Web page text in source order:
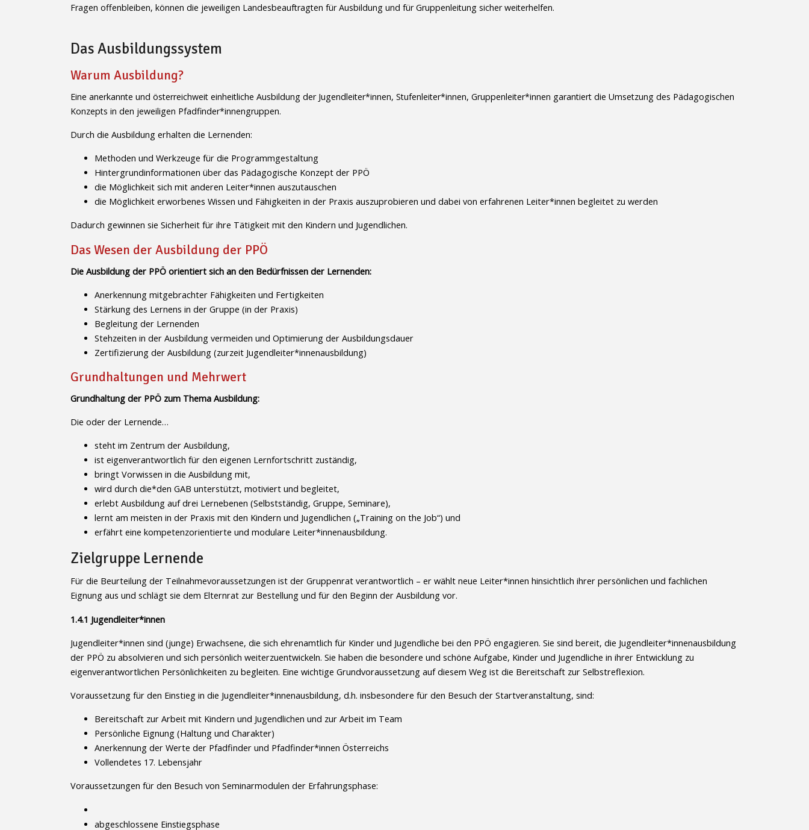
Fragen offenbleiben, können die jeweiligen Landesbeauftragten für Ausbildung und für Gruppenleitung sicher weiterhelfen.
Das Ausbildungssystem
Warum Ausbildung?
Eine anerkannte und österreichweit einheitliche Ausbildung der Jugendleiter*innen, Stufenleiter*innen, Gruppenleiter*innen garantiert die Umsetzung des Pädagogischen
Konzepts in den jeweiligen Pfadfinder*innengruppen.
Durch die Ausbildung erhalten die Lernenden:
Methoden und Werkzeuge für die Programmgestaltung
Hintergrundinformationen über das Pädagogische Konzept der PPÖ
die Möglichkeit sich mit anderen Leiter*innen auszutauschen
die Möglichkeit erworbenes Wissen und Fähigkeiten in der Praxis auszuprobieren und dabei von erfahrenen Leiter*innen begleitet zu werden
Dadurch gewinnen sie Sicherheit für ihre Tätigkeit mit den Kindern und Jugendlichen.
Das Wesen der Ausbildung der PPÖ
Die Ausbildung der PPÖ orientiert sich an den Bedürfnissen der Lernenden:
Anerkennung mitgebrachter Fähigkeiten und Fertigkeiten
Stärkung des Lernens in der Gruppe (in der Praxis)
Begleitung der Lernenden
Stehzeiten in der Ausbildung vermeiden und Optimierung der Ausbildungsdauer
Zertifizierung der Ausbildung (zurzeit Jugendleiter*innenausbildung)
Grundhaltungen und Mehrwert
Grundhaltung der PPÖ zum Thema Ausbildung:
Die oder der Lernende…
steht im Zentrum der Ausbildung,
ist eigenverantwortlich für den eigenen Lernfortschritt zuständig,
bringt Vorwissen in die Ausbildung mit,
wird durch die*den GAB unterstützt, motiviert und begleitet,
erlebt Ausbildung auf drei Lernebenen (Selbstständig, Gruppe, Seminare),
lernt am meisten in der Praxis mit den Kindern und Jugendlichen („Training on the Job“) und
erfährt eine kompetenzorientierte und modulare Leiter*innenausbildung.
Zielgruppe Lernende
Für die Beurteilung der Teilnahmevoraussetzungen ist der Gruppenrat verantwortlich – er wählt neue Leiter*innen hinsichtlich ihrer persönlichen und fachlichen
Eignung aus und schlägt sie dem Elternrat zur Bestellung und für den Beginn der Ausbildung vor.
1.4.1 Jugendleiter*innen
Jugendleiter*innen sind (junge) Erwachsene, die sich ehrenamtlich für Kinder und Jugendliche bei den PPÖ engagieren. Sie sind bereit, die Jugendleiter*innenausbildung
der PPÖ zu absolvieren und sich persönlich weiterzuentwickeln. Sie haben die besondere und schöne Aufgabe, Kinder und Jugendliche in ihrer Entwicklung zu
eigenverantwortlichen Persönlichkeiten zu begleiten. Eine wichtige Grundvoraussetzung auf diesem Weg ist die Bereitschaft zur Selbstreflexion.
Voraussetzung für den Einstieg in die Jugendleiter*innenausbildung, d.h. insbesondere für den Besuch der Startveranstaltung, sind:
Bereitschaft zur Arbeit mit Kindern und Jugendlichen und zur Arbeit im Team
Persönliche Eignung (Haltung und Charakter)
Anerkennung der Werte der Pfadfinder und Pfadfinder*innen Österreichs
Vollendetes 17. Lebensjahr
Voraussetzungen für den Besuch von Seminarmodulen der Erfahrungsphase:
abgeschlossene Einstiegsphase